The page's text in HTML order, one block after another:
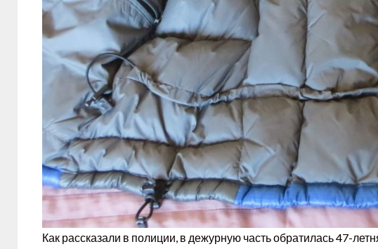
Как рассказали в полиции, в дежурную часть обратилась 47-